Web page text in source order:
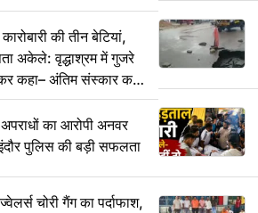
की तीन बेटियां,
अकेले: वृद्धाश्रम में गुजरे
कहा– अंतिम संस्कार कर
का आरोपी अनवर
इंदौर पुलिस की बड़ी सफलता
चोरी गैंग का पर्दाफाश,